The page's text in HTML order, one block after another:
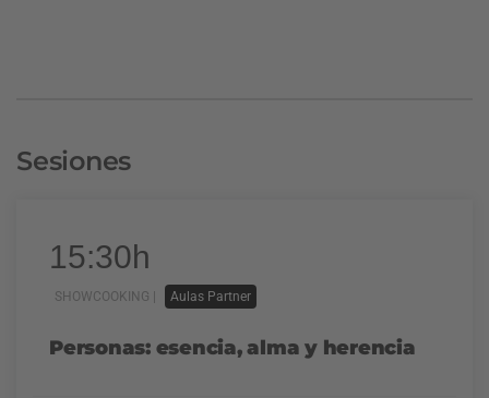
Sesiones
15:30h
SHOWCOOKING | Aulas Partner
Personas: esencia, alma y herencia